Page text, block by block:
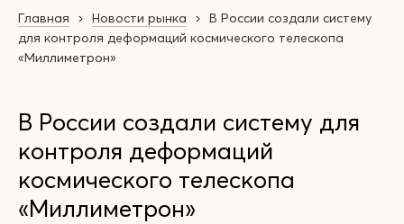
Главная Новости рынка
В России создали систему
для контроля деформаций космического телескопа
«Миллиметрон»
В России создали систему для
контроля деформаций
космического телескопа
«Миллиметрон»